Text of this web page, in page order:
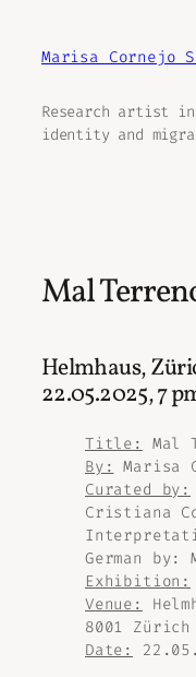
contenu
Marisa Cornejo
Research artist
identity and
Mal
Helmhaus,
22.05.2025, 7
Title:
Mal
By: Marisa
Curated by:
Cristiana
German by:
Exhibition:
Venue:
8001 Zürich
Date: